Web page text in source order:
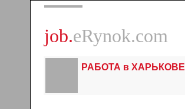
job.eRynok.com
РАБОТА в ХАРЬКОВЕ